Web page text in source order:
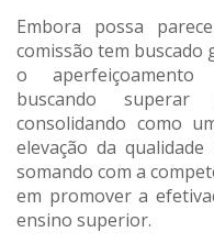
Embora possa
comissão tem
o aperfeiçoamento
buscando superar
consolidando como
elevação da
somando com a
em promover a
ensino superior.